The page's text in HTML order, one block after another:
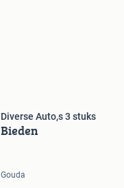
Diverse Auto,s 3 stuks
Bieden
Gouda